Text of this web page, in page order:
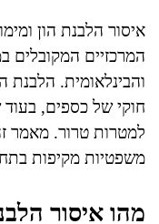
איסור הלבנת הון
המרכזיים
והבינלאומית.
חוקי של כספים,
למטרות טרור. מאמר
משפטיות מקיפות
מהו איסור